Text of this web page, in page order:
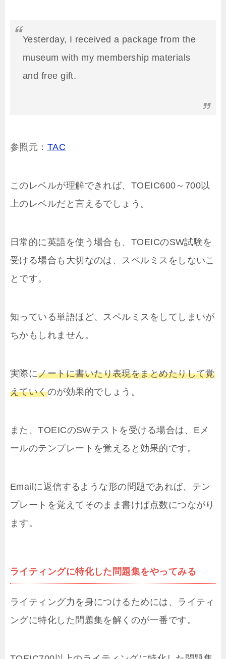
Yesterday, I received a package from the
museum with my membership materials
and free gift.
参照元： TAC
このレベルが理解できれば、TOEIC600～700以
上のレベルだと言えるでしょう。
日常的に英語を使う場合も、TOEICのSW試験を
受ける場合も大切なのは、スペルミスをしないこ
とです。
知っている単語ほど、スペルミスをしてしまいが
ちかもしれません。
実際にノートに書いたり表現をまとめたりして覚
えていくのが効果的でしょう。
また、TOEICのSWテストを受ける場合は、Eメ
ールのテンプレートを覚えると効果的です。
Emailに返信するような形の問題であれば、テン
プレートを覚えてそのまま書けば点数につながり
ます。
ライティングに特化した問題集をやってみる
ライティング力を身につけるためには、ライティ
ングに特化した問題集を解くのが一番です。